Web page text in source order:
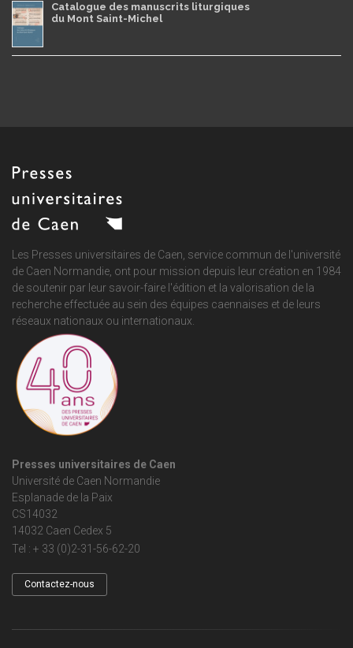
Catalogue des manuscrits liturgiques
du Mont Saint-Michel
Les Presses universitaires de Caen, service commun de l'université
de Caen Normandie , ont pour mission depuis leur création en 1984
de soutenir par leur savoir-faire l'édition et la valorisation de la
recherche effectuée au sein des équipes caennaises et de leurs
réseaux nationaux ou internationaux.
Presses universitaires de Caen
Université de Caen Normandie
Esplanade de la Paix
CS14032
14032 Caen Cedex 5
Tel : + 33 (0)2-31-56-62-20
Contactez-nous